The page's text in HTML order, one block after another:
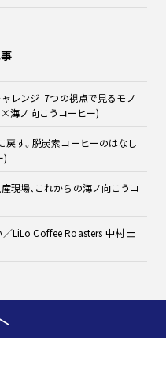
レンジ 7つの視点で見るモノ
海ノ向こうコーヒー)
戻す。脱炭素コーヒーのはなし
)
現場、これからの海ノ向こうコ
LiLo Coffee Roasters 中村 圭